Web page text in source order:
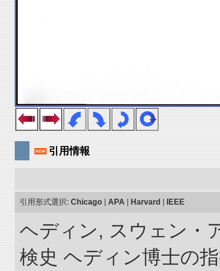
引用情報
引用形式選択: Chicago APA Harvard IEEE
ヘディン, スウェン・
検史 ヘディン博士の